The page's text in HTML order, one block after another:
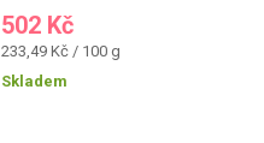
502 Kč
Měrná
cena:
233,49 Kč / 100 g
Skladem